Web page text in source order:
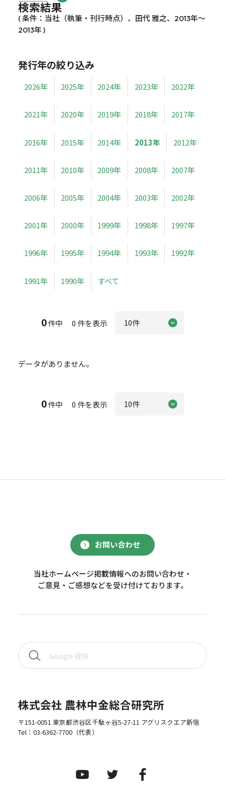
検索結果
( 条件：当社（執筆・刊行時点）、田代 雅之、2013年～
2013年 )
発行年の絞り込み
2026年 2025年 2024年 2023年 2022年
2021年 2020年 2019年 2018年 2017年
2016年 2015年 2014年 2013年 2012年
2011年 2010年 2009年 2008年 2007年
2006年 2005年 2004年 2003年 2002年
2001年 2000年 1999年 1998年 1997年
1996年 1995年 1994年 1993年 1992年
1991年 1990年 すべて
0件中 0 件を表示
データがありません。
0件中 0 件を表示
お問い合わせ
当社ホームページ掲載情報へのお問い合わせ・
ご意見・ご感想などを受け付けております。
株式会社 農林中金総合研究所
〒151-0051 東京都渋谷区千駄ヶ谷5-27-11 アグリスクエア新宿
Tel： 03-6362-7700（代表）